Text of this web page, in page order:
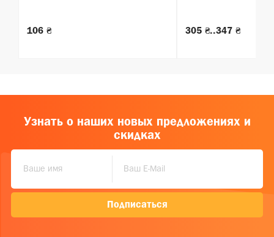
106 ₴ 305 ₴..347 ₴
Узнать о наших новых предложениях и
скидках
Подписаться